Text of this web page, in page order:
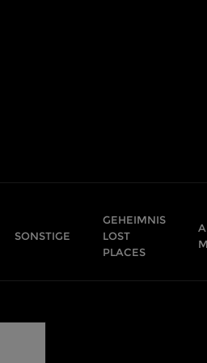
SONSTIGE
GEHEIMNIS
LOST
PLACES